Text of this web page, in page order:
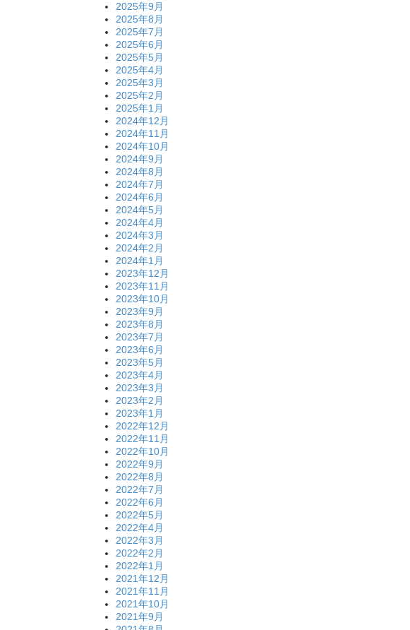
2025年9月
2025年8月
2025年7月
2025年6月
2025年5月
2025年4月
2025年3月
2025年2月
2025年1月
2024年12月
2024年11月
2024年10月
2024年9月
2024年8月
2024年7月
2024年6月
2024年5月
2024年4月
2024年3月
2024年2月
2024年1月
2023年12月
2023年11月
2023年10月
2023年9月
2023年8月
2023年7月
2023年6月
2023年5月
2023年4月
2023年3月
2023年2月
2023年1月
2022年12月
2022年11月
2022年10月
2022年9月
2022年8月
2022年7月
2022年6月
2022年5月
2022年4月
2022年3月
2022年2月
2022年1月
2021年12月
2021年11月
2021年10月
2021年9月